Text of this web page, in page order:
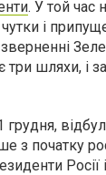
. У той час
і
шляхи, і
з початку
Росії